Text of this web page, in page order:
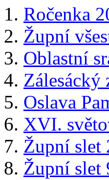
Ročenka
Župní
Oblastní
Zálesácký
Oslava
XVI.
Župní slet
Župní slet